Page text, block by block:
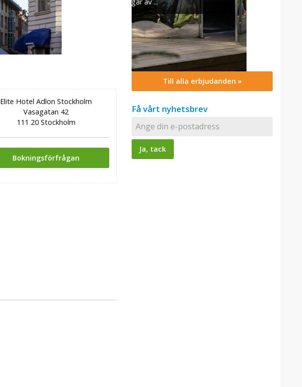
Elite Hotel Adlon Stockholm
Vasagatan 42
111 20 Stockholm
Bokningsförfrågan
Till alla erbjudanden »
Få vårt nyhetsbrev